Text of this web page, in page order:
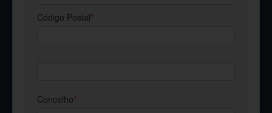
Código Postal*
-
Concelho*